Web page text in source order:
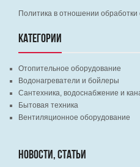
Политика в отношении обработки
КАТЕГОРИИ
Отопительное оборудование
Водонагреватели и бойлеры
Сантехника, водоснабжение и
Бытовая техника
Вентиляционное оборудование
НОВОСТИ, СТАТЬИ